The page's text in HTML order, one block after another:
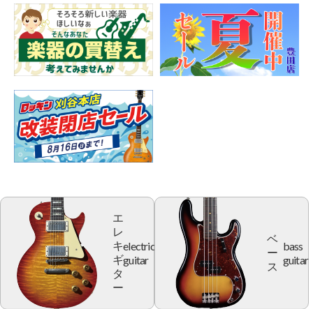
エ
レ
キ
ギ
タ
ー
electric
guitar
ベ
ー
ス
bass
guitar